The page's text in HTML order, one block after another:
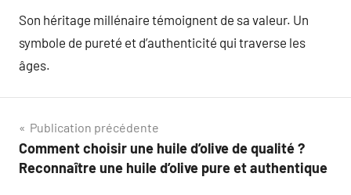
Son héritage millénaire témoignent de sa valeur. Un
symbole de pureté et d’authenticité qui traverse les
âges.
Navigation
de
Publication précédente
Comment choisir une huile d’olive de qualité ?
Reconnaître une huile d’olive pure et authentique